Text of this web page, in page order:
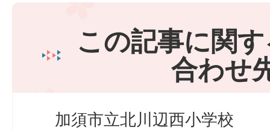
この記事に関
合わせ
加須市立北川辺西小学校